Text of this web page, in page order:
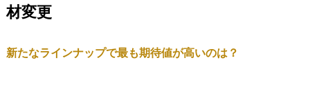
材変更
新たなラインナップで最も期待値が高いのは？